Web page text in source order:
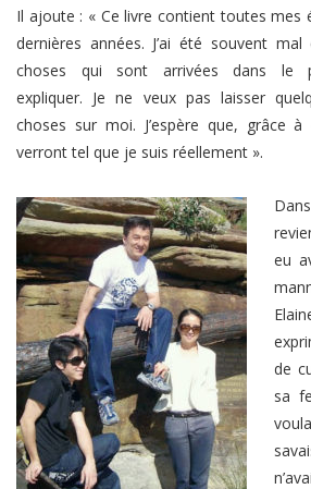
Il ajoute : « Ce livre contient toutes mes
dernières années. J’ai été souvent
choses qui sont arrivées dans le
expliquer. Je ne veux pas laisser
choses sur moi. J’espère que, grâce
verront tel que je suis réellement ».
eu
de
sa